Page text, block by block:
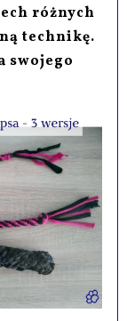
różnych
technikę.
swojego